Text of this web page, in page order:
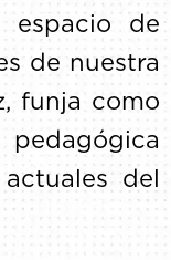
de
de nuestra
funja como
del